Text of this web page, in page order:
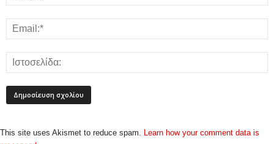
This site uses Akismet to reduce spam. Learn how your comment data is